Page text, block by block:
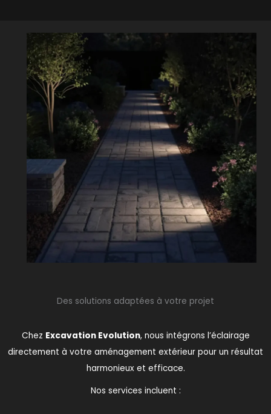
Des solutions adaptées à votre projet
Chez Excavation Evolution, nous intégrons l’éclairage
directement à votre aménagement extérieur pour un résultat
harmonieux et efficace.
Nos services incluent :